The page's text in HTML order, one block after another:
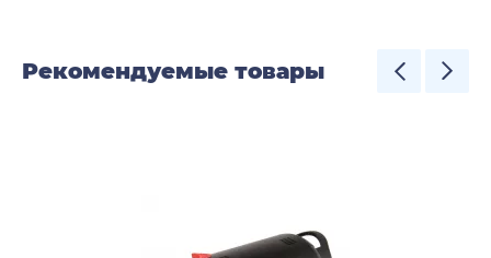
Рекомендуемые товары